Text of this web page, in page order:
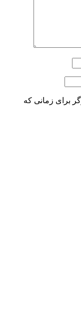
برای زمانی که